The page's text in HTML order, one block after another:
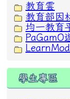
教育雲
教育部因
均一教育
PaGamO
學生專區